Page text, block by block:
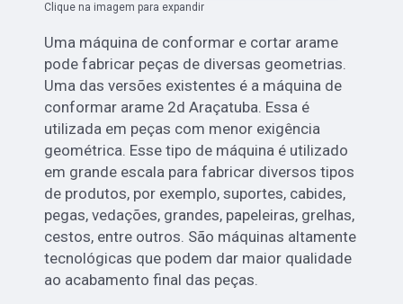
Clique na imagem para expandir
Uma máquina de conformar e cortar arame
pode fabricar peças de diversas geometrias.
Uma das versões existentes é a máquina de
conformar arame 2d Araçatuba. Essa é
utilizada em peças com menor exigência
geométrica. Esse tipo de máquina é utilizado
em grande escala para fabricar diversos tipos
de produtos, por exemplo, suportes, cabides,
pegas, vedações, grandes, papeleiras, grelhas,
cestos, entre outros. São máquinas altamente
tecnológicas que podem dar maior qualidade
ao acabamento final das peças.